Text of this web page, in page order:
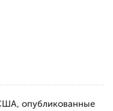
опубликованные